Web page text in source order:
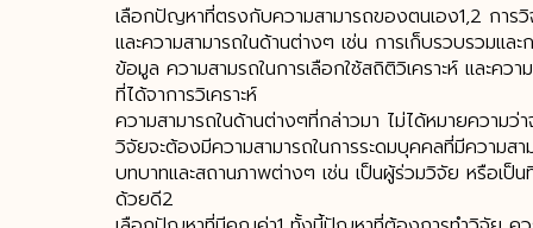
เลือกปัญหาที่ตรงกับความสามารถของตนเอง1,2 การ
และความสามารถในด้านต่างๆ เช่น การเก็บรวบรวมและ
ข้อมูล ความสามรถในการเลือกใช้สถิติวิเคราะห์ และคว
ที่ได้จาการวิเคราะห์
ความสามารถในด้านต่างๆที่กล่าวมา ไม่ได้หมายความ
วิจัยจะต้องมีความสามารถในการระดมบุคคลที่มีความสา
บทบาทและสถานภาพต่างๆ เช่น เป็นผู้ร่วมวิจัย หรือเป็
ด้วยดี2